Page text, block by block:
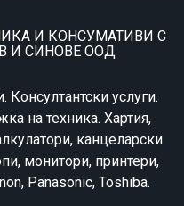
И КОНСУМАТИВИ С
И СИНОВЕ ООД
услуги.
на техника. Хартия,
канцеларски
монитори, принтери,
Panasonic, Toshiba.